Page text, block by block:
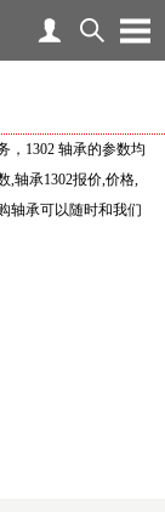
，1302 轴承的参数均
,轴承1302报价,价格,
轴承可以随时和我们